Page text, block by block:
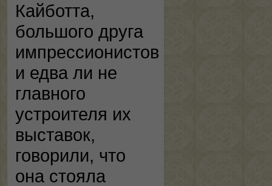
Кайботта,
большого друга
импрессионистов
и едва ли не
главного
устроителя их
выставок,
говорили, что
она стояла